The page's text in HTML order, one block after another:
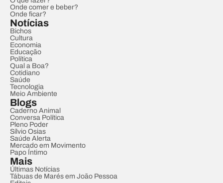
Onde comer e beber?
Onde ficar?
Notícias
Bichos
Cultura
Economia
Educação
Política
Qual a Boa?
Cotidiano
Saúde
Tecnologia
Meio Ambiente
Blogs
Caderno Animal
Conversa Política
Pleno Poder
Sílvio Osias
Saúde Alerta
Mercado em Movimento
Papo Íntimo
Mais
Últimas Notícias
Tábuas de Marés em João Pessoa